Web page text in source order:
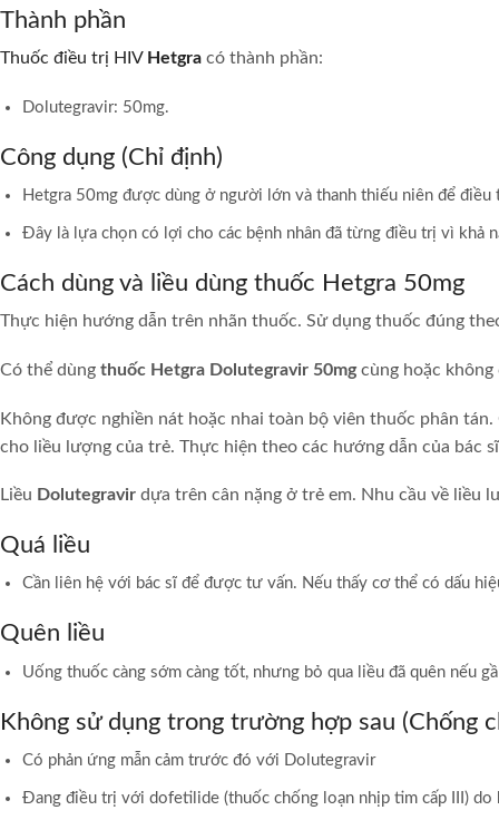
Thành phần
Thuốc điều trị HIV Hetgra có thành phần:
Dolutegravir: 50mg.
Công dụng (Chỉ định)
Hetgra 50mg được dùng ở người lớn và thanh thiếu niên để
Đây là lựa chọn có lợi cho các bệnh nhân đã từng điều trị vì khả
Cách dùng và liều dùng thuốc Hetgra 50mg
Thực hiện hướng dẫn trên nhãn thuốc. Sử dụng thuốc đúng
Có thể dùng thuốc Hetgra Dolutegravir 50mgcùng hoặc không
Không được nghiền nát hoặc nhai toàn bộ viên thuốc phân
cho liều lượng của trẻ. Thực hiện theo các hướng dẫn của bác
Liều Dolutegravir dựa trên cân nặng ở trẻ em. Nhu cầu về liều
Quá liều
Cần liên hệ với bác sĩ để được tư vấn. Nếu thấy cơ thể có dấu
Quên liều
Uống thuốc càng sớm càng tốt, nhưng bỏ qua liều đã quên nếu
Không sử dụng trong trường hợp sau (Chống
Có phản ứng mẫn cảm trước đó với Dolutegravir
Đang điều trị với dofetilide (thuốc chống loạn nhịp tim cấp III) do